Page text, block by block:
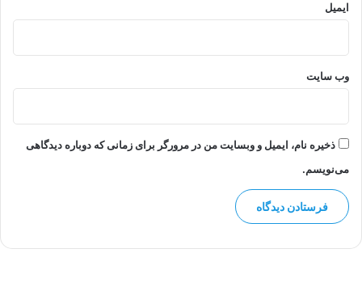
ایمیل
وب‌ سایت
ذخیره نام، ایمیل و وبسایت من در مرورگر برای زمانی که دوباره دیدگاهی
می‌نویسم.